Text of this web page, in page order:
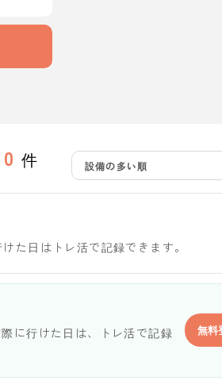
0 件 設備の多い順
た日はトレ活で記録できます。
に行けた日は、トレ活で記録
無料